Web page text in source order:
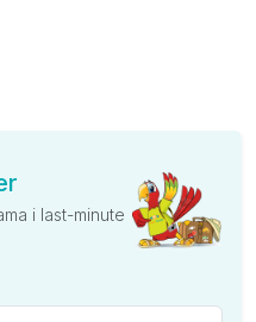
i last-minute